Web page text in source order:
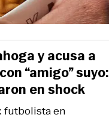
futbolista en
y acusa a
“amigo” suyo:
en shock